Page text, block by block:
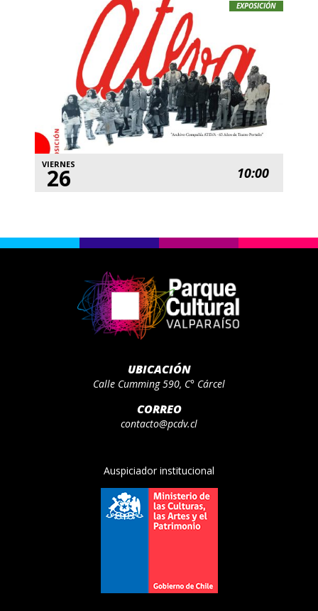
EXPOSICIÓN
VIERNES
26 10:00
UBICACIÓN
Calle Cumming 590, C° Cárcel
CORREO
contacto@pcdv.cl
Auspiciador institucional